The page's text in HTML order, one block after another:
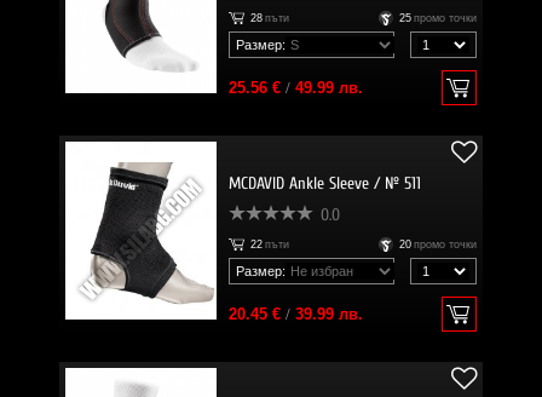
28 пъти 25 промо точки
Размер:
25.56 €/ 49.99 лв.
MCDAVID Ankle Sleeve / № 511
0.0
22 пъти 20 промо точки
Размер:
20.45 €/ 39.99 лв.